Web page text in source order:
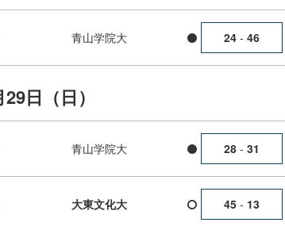
青山学院大 24 - 46
日（日）
青山学院大 28 - 31
大東文化大 45 - 13